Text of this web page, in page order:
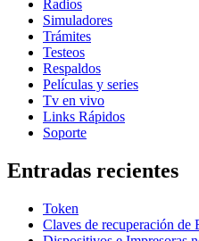
Radios
Simuladores
Trámites
Testeos
Respaldos
Películas y series
Tv en vivo
Links Rápidos
Soporte
Entradas recientes
Token
Claves de recuperación de